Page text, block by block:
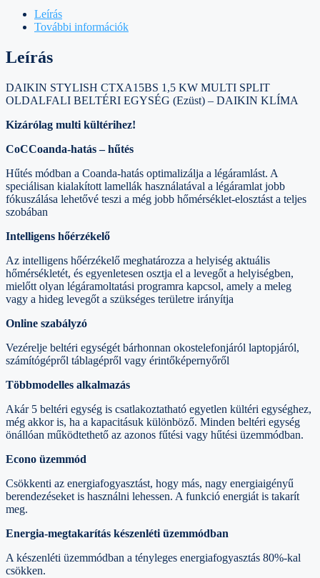
Leírás
További információk
Leírás
DAIKIN STYLISH CTXA15BS 1,5 KW MULTI SPLIT
OLDALFALI BELTÉRI EGYSÉG (Ezüst) – DAIKIN KLÍMA
Kizárólag multi kültérihez!
CoCCoanda-hatás – hűtés
Hűtés módban a Coanda-hatás optimalizálja a légáramlást. A
speciálisan kialakított lamellák használatával a légáramlat jobb
fókuszálása lehetővé teszi a még jobb hőmérséklet-elosztást a teljes
szobában
Intelligens hőérzékelő
Az intelligens hőérzékelő meghatározza a helyiség aktuális
hőmérsékletét, és egyenletesen osztja el a levegőt a helyiségben,
mielőtt olyan légáramoltatási programra kapcsol, amely a meleg
vagy a hideg levegőt a szükséges területre irányítja
Online szabályzó
Vezérelje beltéri egységét bárhonnan okostelefonjáról laptopjáról,
számítógépről táblagépről vagy érintőképernyőről
Többmodelles alkalmazás
Akár 5 beltéri egység is csatlakoztatható egyetlen kültéri egységhez,
még akkor is, ha a kapacitásuk különböző. Minden beltéri egység
önállóan működtethető az azonos fűtési vagy hűtési üzemmódban.
Econo üzemmód
Csökkenti az energiafogyasztást, hogy más, nagy energiaigényű
berendezéseket is használni lehessen. A funkció energiát is takarít
meg.
Energia-megtakarítás készenléti üzemmódban
A készenléti üzemmódban a tényleges energiafogyasztás 80%-kal
csökken.